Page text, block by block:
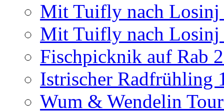
Mit Tuifly nach Losinj
Mit Tuifly nach Losinj
Fischpicknik auf Rab
Istrischer Radfrühling
Wum & Wendelin